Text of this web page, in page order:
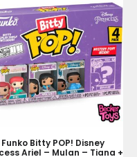
Funko Bitty POP! Disney
Ariel – Mulan – Tiana +